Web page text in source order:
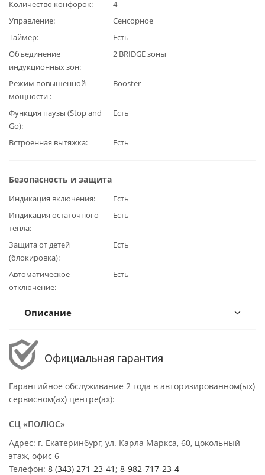
Количество конфорок
4
Управление
Сенсорное
Таймер
Есть
Объединение
индукционных зон
2 BRIDGE зоны
Режим повышенной
мощности
Booster
Функция паузы (Stop and
Go)
Есть
Встроенная вытяжка Есть
Безопасность и защита
Индикация включения
Есть
Индикация остаточного
тепла
Есть
Защита от детей
(блокировка)
Есть
Автоматическое
отключение
Есть
Описание
Официальная гарантия
Гарантийное обслуживание 2 года в авторизированном(ых)
сервисном(ах) центре(ах):
СЦ «ПОЛЮС»
Адрес: г. Екатеринбург, ул. Карла Маркса, 60, цокольный
этаж, офис 6
Телефон: 8 (343) 271-23-41 ; 8-982-717-23-4